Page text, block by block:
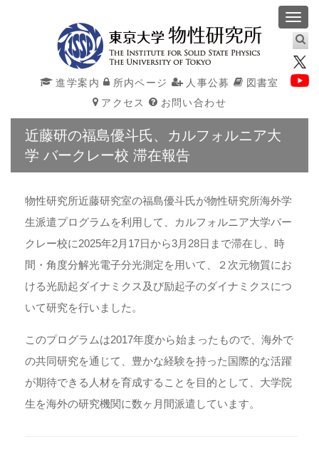
進学案内 所内ページ 人事公募
図書室
アクセス
お問い合わせ
近藤研の福島優斗氏、カルフォルニア大
学 バークレー校 滞在報告
物性研究所近藤研究室の福島優斗氏が物性研究所海外学
生派遣プログラムを利用して、カルフォルニア大学バー
クレー校に2025年2月17日から3月28日まで滞在し、時
間・角度分解光電子分光測定を用いて、２次元物質にお
ける光励起ダイナミクス及び励起子のダイナミクスにつ
いて研究を行いました。
このプログラムは2017年度から始まったもので、海外で
の共同研究を通じて、豊かな経験を持った国際的な活躍
が期待できる人材を育成することを目的として、大学院
生を海外の研究機関に数ヶ月間派遣しています。